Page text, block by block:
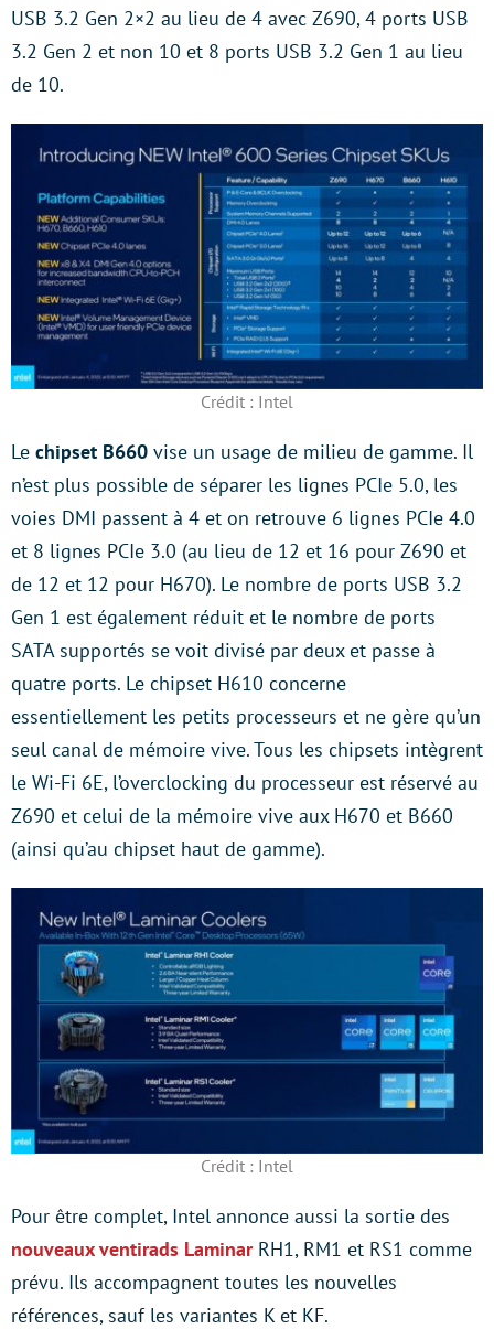
USB 3.2 Gen 2×2 au lieu de 4 avec Z690, 4 ports USB
3.2 Gen 2 et non 10 et 8 ports USB 3.2 Gen 1 au lieu
de 10.
Crédit : Intel
Le chipset B660 vise un usage de milieu de gamme. Il
n’est plus possible de séparer les lignes PCIe 5.0, les
voies DMI passent à 4 et on retrouve 6 lignes PCIe 4.0
et 8 lignes PCIe 3.0 (au lieu de 12 et 16 pour Z690 et
de 12 et 12 pour H670). Le nombre de ports USB 3.2
Gen 1 est également réduit et le nombre de ports
SATA supportés se voit divisé par deux et passe à
quatre ports. Le chipset H610 concerne
essentiellement les petits processeurs et ne gère qu’un
seul canal de mémoire vive. Tous les chipsets intègrent
le Wi-Fi 6E, l’overclocking du processeur est réservé au
Z690 et celui de la mémoire vive aux H670 et B660
(ainsi qu’au chipset haut de gamme).
Crédit : Intel
Pour être complet, Intel annonce aussi la sortie des
nouveaux ventirads LaminarRH1, RM1 et RS1 comme
prévu. Ils accompagnent toutes les nouvelles
références, sauf les variantes K et KF.